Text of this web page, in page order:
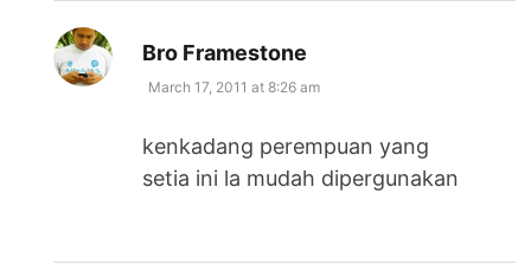
Bro Framestone
March 17, 2011 at 8:26 am
kenkadang perempuan yang
setia ini la mudah dipergunakan